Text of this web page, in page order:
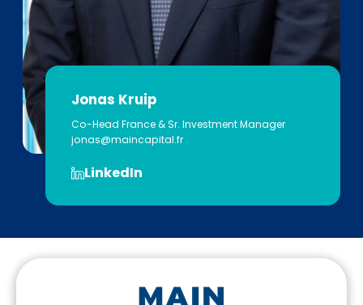
Jonas Kruip
Co-Head France & Sr. Investment Manager
jonas@maincapital.fr
LinkedIn